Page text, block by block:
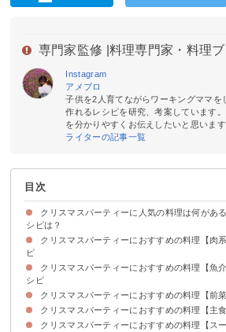
専門家監修 | 料理専門家・料理
Instagram
アメブロ
子供を2人育てながらワーキングママを
作れるレシピを研究、考案しています
を分かりやすくお伝えしたいと思います
ライターの記事一覧
目次
クリスマスパーティーに人気の料理は何があ
シピは？
クリスマスパーティーにおすすめの料理【肉
ピ
①簡単韓国風スペアリブ
②定番のローストチキン
③おしゃれなリースミートローフ
④大人も喜ぶフライドチキン
クリスマスパーティーにおすすめの料理【魚
シピ
①サーモンパイ
②可愛いカップのマグロのポキ
③おしゃれなシーフードマリネ
クリスマスパーティーにおすすめの料理【前
①おしゃれなフルーツバター
②野菜のゼリー寄せ
③チーズと生ハムのパテ
④リースサラダ
⑤リースポテトサラダ
⑥簡単おもてなしにコブサラダ
⑦手料理が簡単なブルスケッタ
⑧簡単おもてなしメニューのカナッペ
クリスマスパーティーにおすすめの料理【主
①ラザニア
②手作りキャンディ寿司
③簡単手料理ピラフ
④おしゃれなスタッフドバゲット
クリスマスパーティーにおすすめの料理【ス